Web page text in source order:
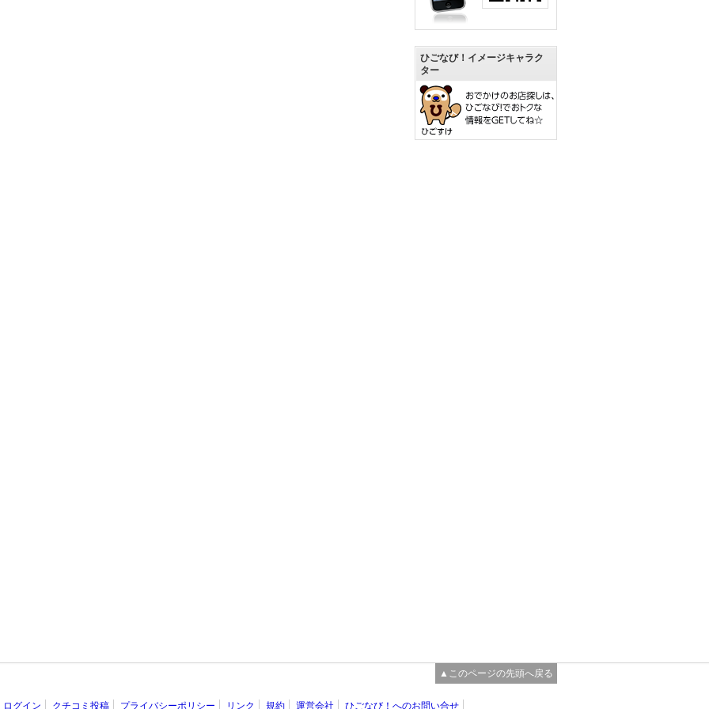
ひごなび！イメージキャラク
ター
▲このページの先頭へ戻る
ログイン クチコミ投稿 プライバシーポリシー リンク 規約 運営会社 ひごなび！へのお問い合せ